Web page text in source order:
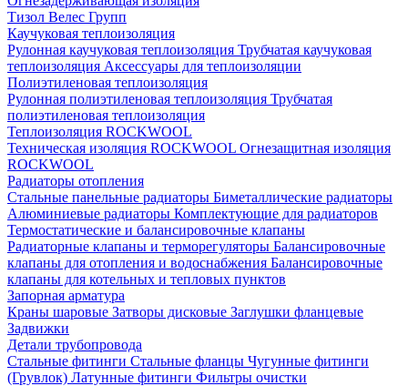
Тизол Велес Групп
Каучуковая теплоизоляция
Рулонная каучуковая теплоизоляция Трубчатая каучуковая
теплоизоляция Аксессуары для теплоизоляции
Полиэтиленовая теплоизоляция
Рулонная полиэтиленовая теплоизоляция Трубчатая
полиэтиленовая теплоизоляция
Теплоизоляция ROCKWOOL
Техническая изоляция ROCKWOOL Огнезащитная изоляция
ROCKWOOL
Радиаторы отопления
Стальные панельные радиаторы Биметаллические радиаторы
Алюминиевые радиаторы Комплектующие для радиаторов
Термостатические и балансировочные клапаны
Радиаторные клапаны и терморегуляторы Балансировочные
клапаны для отопления и водоснабжения Балансировочные
клапаны для котельных и тепловых пунктов
Запорная арматура
Краны шаровые Затворы дисковые Заглушки фланцевые
Задвижки
Детали трубопровода
Стальные фитинги Стальные фланцы Чугунные фитинги
(Грувлок) Латунные фитинги Фильтры очистки